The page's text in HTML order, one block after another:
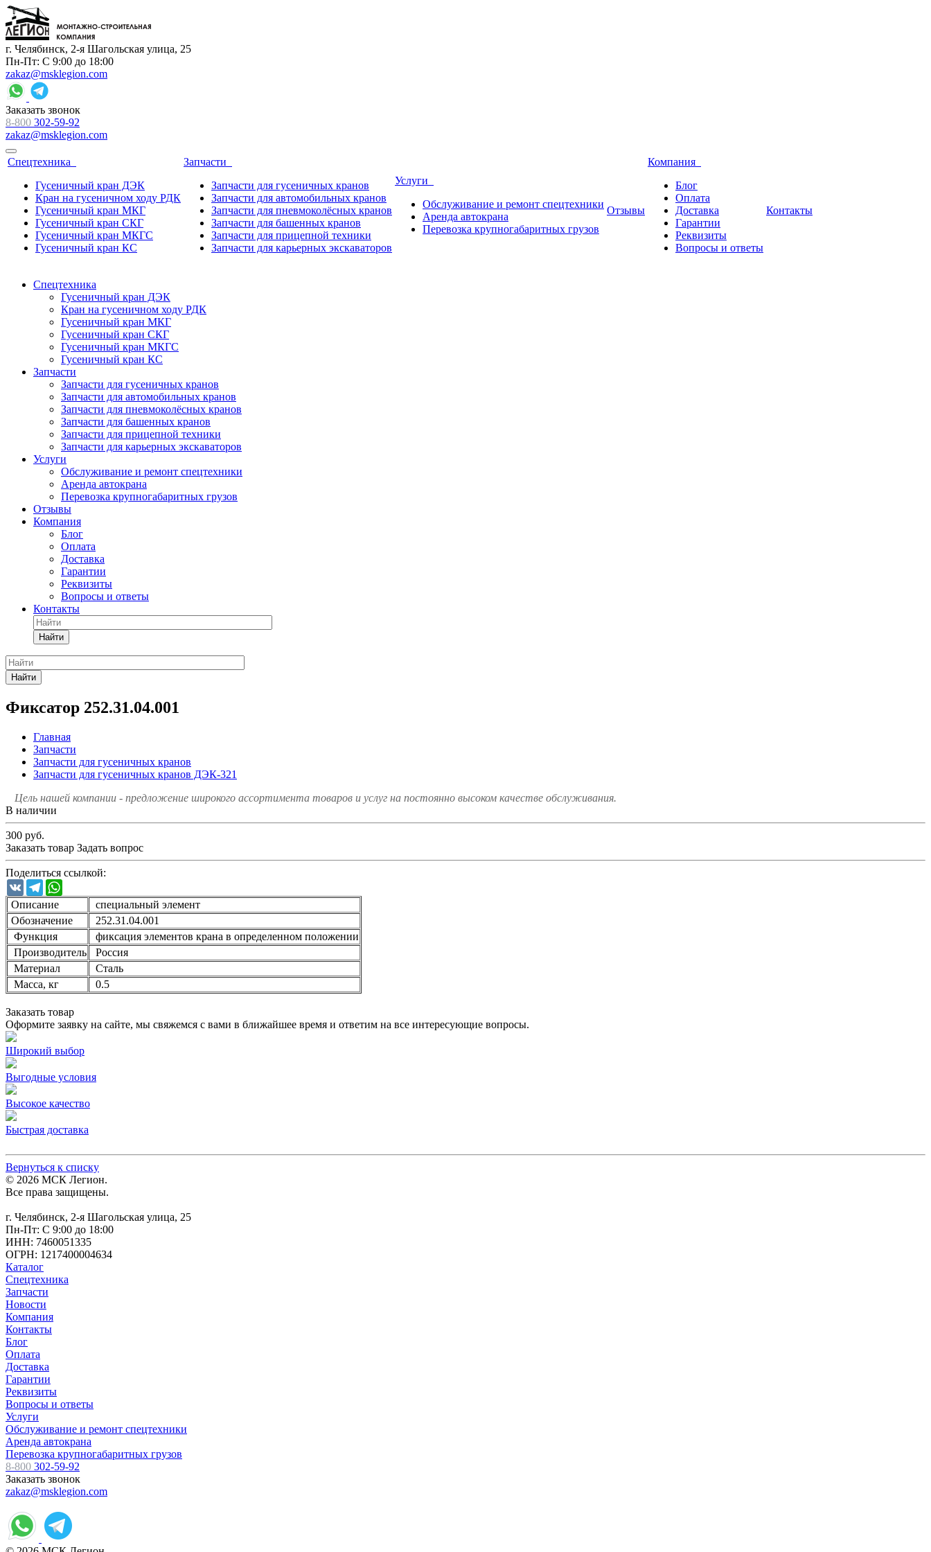
г. Челябинск, 2-я Шагольская улица, 25
Пн-Пт: С 9:00 до 18:00
zakaz@msklegion.com
Заказать звонок
8-800 302-59-92
zakaz@msklegion.com
Спецтехника
Гусеничный кран ДЭК
Кран на гусеничном ходу РДК
Гусеничный кран МКГ
Гусеничный кран СКГ
Гусеничный кран МКГС
Гусеничный кран КС
Запчасти
Запчасти для гусеничных кранов
Запчасти для автомобильных кранов
Запчасти для пневмоколёсных кранов
Запчасти для башенных кранов
Запчасти для прицепной техники
Запчасти для карьерных экскаваторов
Услуги
Обслуживание и ремонт спецтехники
Аренда автокрана
Перевозка крупногабаритных грузов
Отзывы
Компания
Блог
Оплата
Доставка
Гарантии
Реквизиты
Вопросы и ответы
Контакты
Спецтехника
Гусеничный кран ДЭК
Кран на гусеничном ходу РДК
Гусеничный кран МКГ
Гусеничный кран СКГ
Гусеничный кран МКГС
Гусеничный кран КС
Запчасти
Запчасти для гусеничных кранов
Запчасти для автомобильных кранов
Запчасти для пневмоколёсных кранов
Запчасти для башенных кранов
Запчасти для прицепной техники
Запчасти для карьерных экскаваторов
Услуги
Обслуживание и ремонт спецтехники
Аренда автокрана
Перевозка крупногабаритных грузов
Отзывы
Компания
Блог
Оплата
Доставка
Гарантии
Реквизиты
Вопросы и ответы
Контакты
Найти
Найти
Фиксатор 252.31.04.001
Главная
Запчасти
Запчасти для гусеничных кранов
Запчасти для гусеничных кранов ДЭК-321
Цель нашей компании - предложение широкого ассортимента товаров и услуг на постоянно высоком качестве обслуживания.
В наличии
300 руб.
Заказать товар Задать вопрос
Поделиться ссылкой:
VK Telegram
Описание
специальный элемент
Обозначение
252.31.04.001
Функция
фиксация элементов крана в определенном положении
Производитель
Россия
Материал
Сталь
Масса, кг
0.5
Заказать товар
Оформите заявку на сайте, мы свяжемся с вами в ближайшее время и ответим на все интересующие вопросы.
Широкий выбор
Выгодные условия
Высокое качество
Быстрая доставка
Вернуться к списку
© 2026 МСК Легион.
Все права защищены.
г. Челябинск, 2-я Шагольская улица, 25
Пн-Пт: С 9:00 до 18:00
ИНН: 7460051335
ОГРН: 1217400004634
Каталог
Спецтехника
Запчасти
Новости
Компания
Контакты
Блог
Оплата
Доставка
Гарантии
Реквизиты
Вопросы и ответы
Услуги
Обслуживание и ремонт спецтехники
Аренда автокрана
Перевозка крупногабаритных грузов
8-800 302-59-92
Заказать звонок
zakaz@msklegion.com